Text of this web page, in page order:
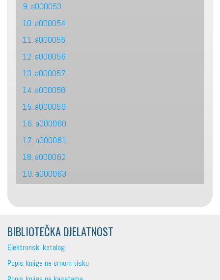
9. a000053
10. a000054
11. a000055
12. a000056
13. a000057
14. a000058
15. a000059
16. a000060
17. a000061
18. a000062
19. a000063
BIBLIOTEČKA DJELATNOST
Elektronski katalog
Popis knjiga na crnom tisku